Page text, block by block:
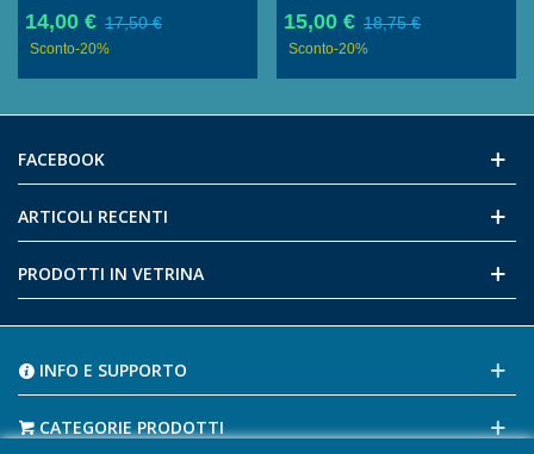
Inox 316 Di Alta Qualità Per
Subacquea, Spinnaker,
14,00 € 17,50 €
Sconto-20%
Acciaio Inox 316 Di Alta
Qualità Per Subacquea,
15,00 € 18,75 €
Sconto-20%
FACEBOOK
ARTICOLI RECENTI
PRODOTTI IN VETRINA
INFO E SUPPORTO
CATEGORIE PRODOTTI